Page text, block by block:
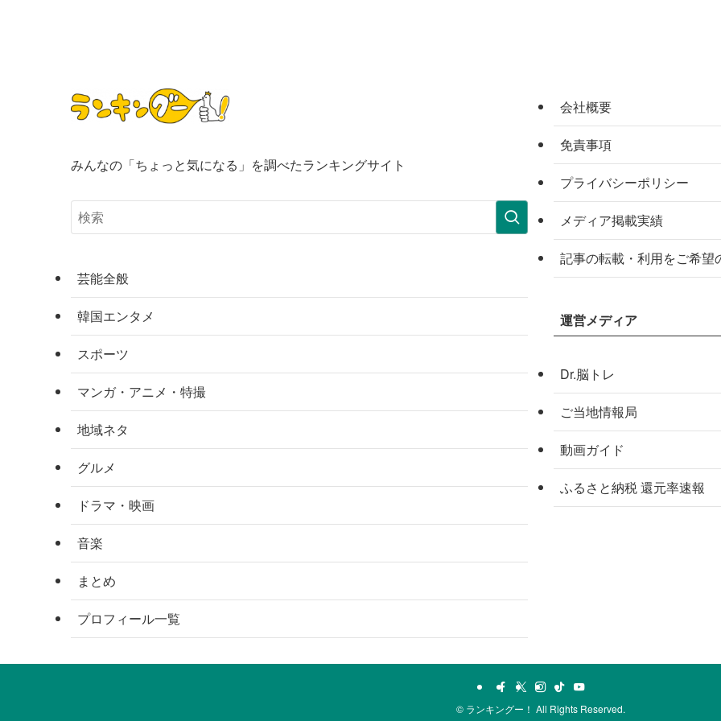
みんなの「ちょっと気になる」を調べたランキングサイト
芸能全般
韓国エンタメ
スポーツ
マンガ・アニメ・特撮
地域ネタ
グルメ
ドラマ・映画
音楽
まとめ
プロフィール一覧
会社概要
免責事項
プライバシーポリシー
メディア掲載実績
記事の転載・利用をご希望
運営メディア
Dr.脳トレ
ご当地情報局
動画ガイド
ふるさと納税 還元率速報
© ランキングー！ All Rights Reserved.